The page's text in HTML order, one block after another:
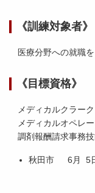
《訓練対象者》
医療分野への就職
《目標資格》
メディカルクラーク
メディカルオペレー
調剤報酬請求事務
秋田市 6月